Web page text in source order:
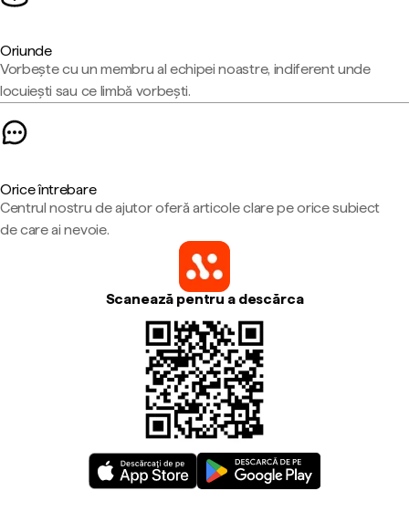
Oriunde
Vorbește cu un membru al echipei noastre, indiferent unde
locuiești sau ce limbă vorbești.
Orice întrebare
Centrul nostru de ajutor oferă articole clare pe orice subiect
de care ai nevoie.
Scanează pentru a descărca